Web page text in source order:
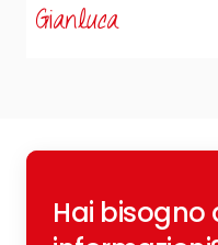
Gianluca
Hai bisogno